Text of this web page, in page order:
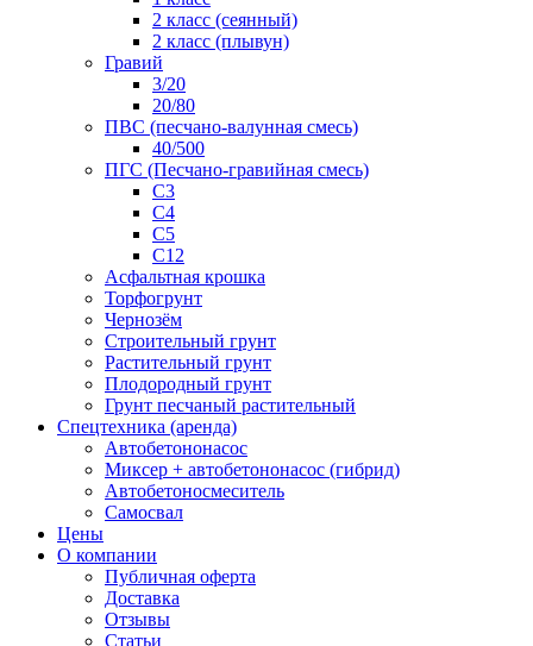
2 класс (сеянный)
2 класс (плывун)
Гравий
3/20
20/80
ПВС (песчано-валунная смесь)
40/500
ПГС (Песчано-гравийная смесь)
С3
С4
С5
С12
Асфальтная крошка
Торфогрунт
Чернозём
Строительный грунт
Растительный грунт
Плодородный грунт
Грунт песчаный растительный
Спецтехника (аренда)
Автобетононасос
Миксер + автобетононасос (гибрид)
Автобетоносмеситель
Самосвал
Цены
О компании
Публичная оферта
Доставка
Отзывы
Статьи